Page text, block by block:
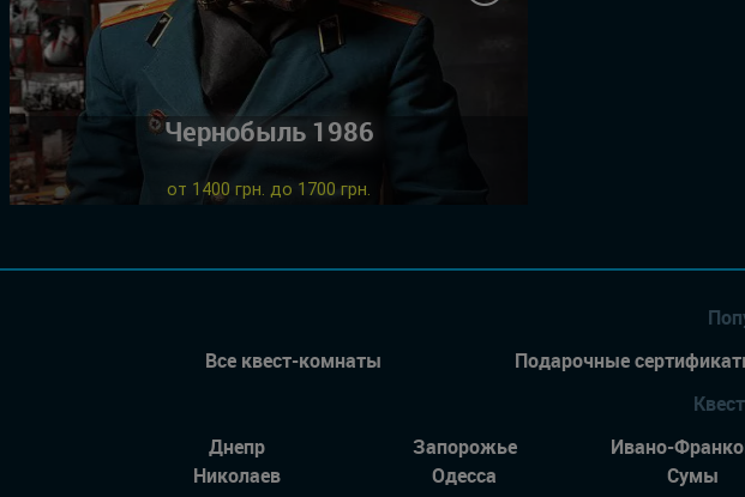
Чернобыль 1986
от 1400 грн. до 1700 грн.
Все квест-комнаты
Подарочные
Днепр
Запорожье Ивано-
Николаев
Одесса Сумы